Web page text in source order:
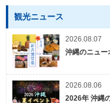
観光ニュース
2026.08.07
沖縄のニュー
2026.08.06
2026年 沖縄